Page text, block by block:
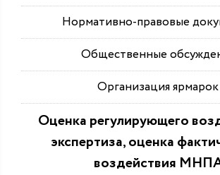
Нормативно-правовые
Общественные
Организация ярмарок
Оценка регулирующего
экспертиза, оценка
воздействия